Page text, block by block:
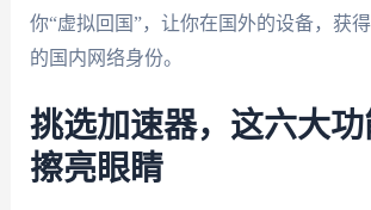
你“虚拟回国”，让你在国外的设备，获
的国内网络身份。
挑选加速器，这六大
擦亮眼睛